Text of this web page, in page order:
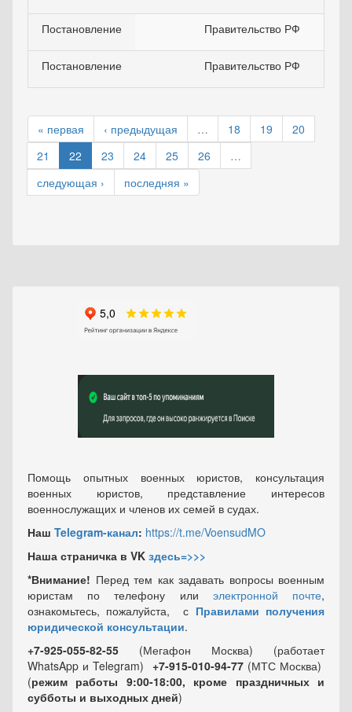
Постановление Правительство РФ
Постановление Правительство РФ
« первая ‹ предыдущая … 18 19
20
21
22 23 24 25 26
…
следующая ›
последняя »
Помощь опытных военных юристов, консультация
военных юристов, представление интересов
военнослужащих и членов их семей в судах.
Наш Telegram-канал: https://t.me/VoensudMO
Наша страничка в VK здесь=>>>
*Внимание! Перед тем как задавать вопросы военным
юристам по телефону или электронной почте,
ознакомьтесь, пожалуйста, с Правилами получения
юридической консультации.
+7-925-055-82-55 (Мегафон Москва) (работает
WhatsApp и Telegram) +7-915-010-94-77 (МТС Москва)
(режим работы 9:00-18:00, кроме праздничных и
субботы и выходных дней)